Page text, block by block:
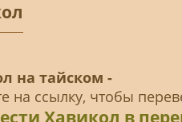
на тайском -
на ссылку, чтобы
Хавикол в